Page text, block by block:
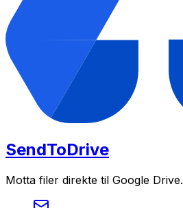
SendToDrive
Motta filer direkte til Google Drive.